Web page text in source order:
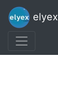
elyex